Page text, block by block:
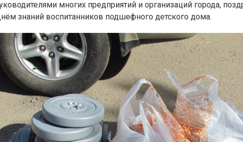
многих предприятий и организаций города,
знаний воспитанников подшефного детского дома.